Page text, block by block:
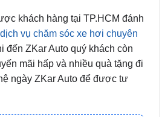
khách hàng tại TP.HCM đánh
dịch vụ chăm sóc xe hơi chuyên
đến ZKar Auto quý khách còn
mãi hấp và nhiều quà tặng đi
ngày ZKar Auto để được tư